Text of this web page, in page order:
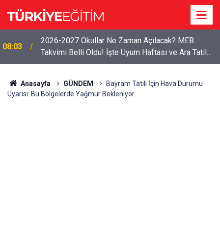
08:03
2026-2027 Okullar Ne Zaman Açılacak? MEB
Takvimi Belli Oldu! İşte Uyum Haftası ve Ara Tatil
Tarihleri
Anasayfa GÜNDEM
Bayram Tatili İçin Hava Durumu
Uyarısı: Bu Bölgelerde Yağmur Bekleniyor